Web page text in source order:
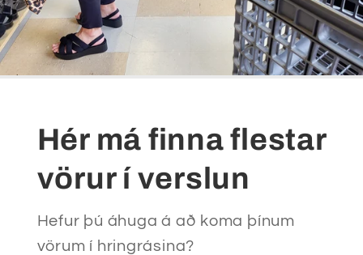
Hér má finna flestar
vörur í verslun
Hefur þú áhuga á að koma þínum
vörum í hringrásina?